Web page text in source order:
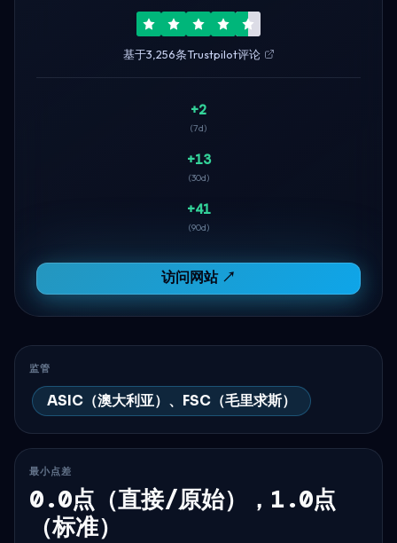
基于3,256条Trustpilot评论
+2
(7d)
+13
(30d)
+41
(90d)
访问网站 ↗
监管
ASIC（澳大利亚）、FSC（毛里求斯）
最小点差
0.0点（直接/原始），1.0点
（标准）